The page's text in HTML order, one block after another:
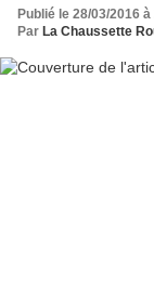
Publié le 28/03/2016
Par La Chaussette